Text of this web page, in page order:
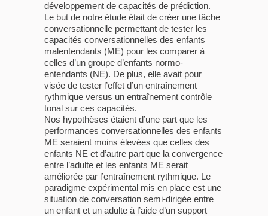
développement de capacités de prédiction.
Le but de notre étude était de créer une tâche
conversationnelle permettant de tester les
capacités conversationnelles des enfants
malentendants (ME) pour les comparer à
celles d’un groupe d’enfants normo-
entendants (NE). De plus, elle avait pour
visée de tester l’effet d’un entraînement
rythmique versus un entraînement contrôle
tonal sur ces capacités.
Nos hypothèses étaient d’une part que les
performances conversationnelles des enfants
ME seraient moins élevées que celles des
enfants NE et d’autre part que la convergence
entre l’adulte et les enfants ME serait
améliorée par l’entraînement rythmique. Le
paradigme expérimental mis en place est une
situation de conversation semi-dirigée entre
un enfant et un adulte à l’aide d’un support –